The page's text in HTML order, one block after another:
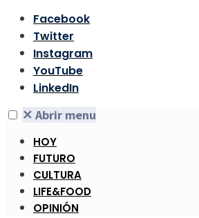
Facebook
Twitter
Instagram
YouTube
LinkedIn
✕ Abrir menu
HOY
FUTURO
CULTURA
LIFE&FOOD
OPINIÓN